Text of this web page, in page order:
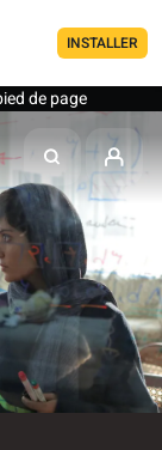
INSTALLER
de page